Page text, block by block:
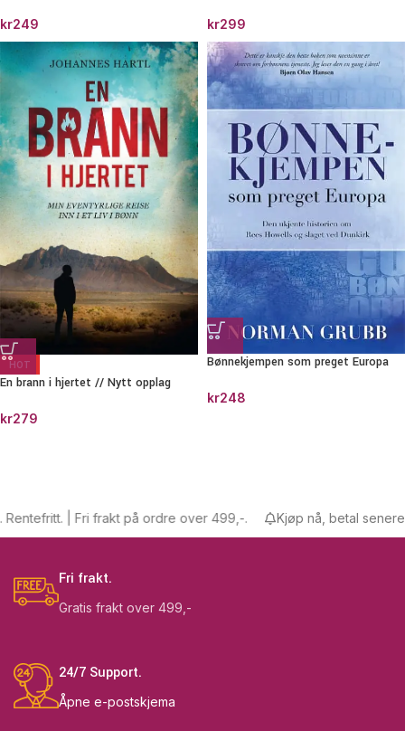
kr249 kr299
HOT
En brann i hjertet // Nytt opplag
kr279
Bønnekjempen som preget Europa
kr248
| Fri frakt på ordre over 499,-. Kjøp nå, betal senere.
Fri frakt.
Gratis frakt over 499,-
24/7 Support.
Åpne e-postskjema